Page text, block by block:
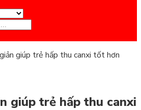
giúp trẻ hấp thu canxi tốt hơn
giúp trẻ hấp thu canxi